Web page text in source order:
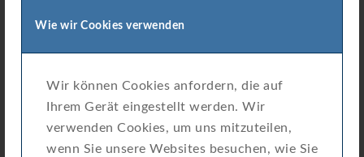
Wie wir Cookies verwenden
Wir können Cookies anfordern, die auf
Ihrem Gerät eingestellt werden. Wir
verwenden Cookies, um uns mitzuteilen,
wenn Sie unsere Websites besuchen, wie Sie
über10.000